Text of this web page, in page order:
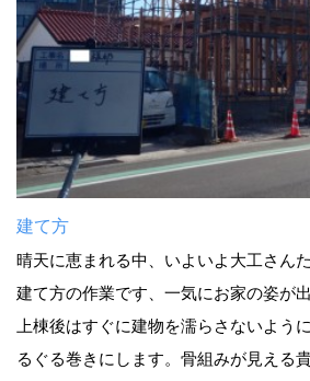
建て方
晴天に恵まれる中、いよいよ大工さん
建て方の作業です、一気にお家の姿が
上棟後はすぐに建物を濡らさないよう
るぐる巻きにします。骨組みが見える